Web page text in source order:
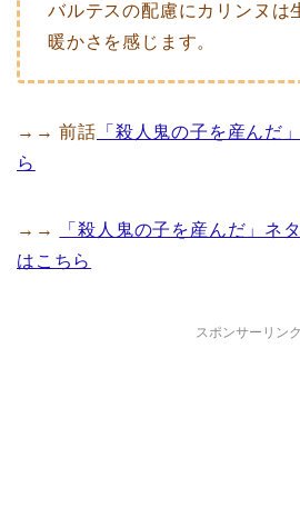
バルテスの配慮にカリンヌは
暖かさを感じます。
→→ 前話 「殺人鬼の子を産んだ
ら
→→
「殺人鬼の子を産んだ」ネ
はこちら
スポンサーリンク